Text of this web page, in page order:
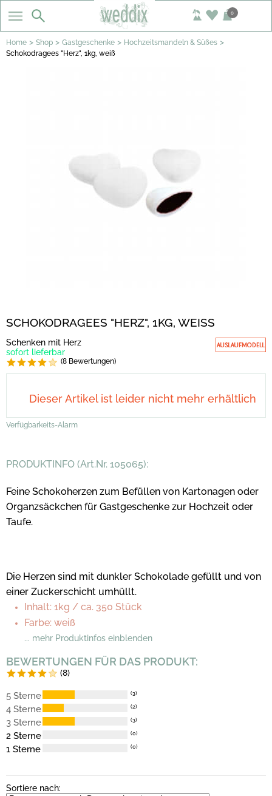
0
Home > Shop > Gastgeschenke > Hochzeitsmandeln & Süßes >
Schokodragees "Herz", 1kg, weiß
SCHOKODRAGEES "HERZ", 1KG, WEISS
Schenken mit Herz
sofort lieferbar
(8 Bewertungen)
Dieser Artikel ist leider nicht mehr erhältlich
Verfügbarkeits-Alarm
PRODUKTINFO (Art.Nr. 105065):
Feine Schokoherzen zum Befüllen von Kartonagen oder
Organzsäckchen für Gastgeschenke zur Hochzeit oder
Taufe.
Die Herzen sind mit dunkler Schokolade gefüllt und von
einer Zuckerschicht umhüllt.
Inhalt: 1kg / ca. 350 Stück
Farbe: weiß
... mehr Produktinfos einblenden
BEWERTUNGEN FÜR DAS PRODUKT:
(8)
5 Sterne (3)
4 Sterne (2)
3 Sterne (3)
2 Sterne (0)
1 Sterne (0)
Sortiere nach: